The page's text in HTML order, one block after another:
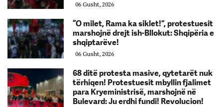
06 Gusht, 2026
“O milet, Rama ka siklet!”, protestuesit
marshojnë drejt ish-Bllokut: Shqipëria e
shqiptarëve!
06 Gusht, 2026
68 ditë protesta masive, qytetarët nuk
tërhiqen! Protestuesit mbyllin fjalimet
para Kryeministrisë, marshojnë në
Bulevard: Ju erdhi fundi! Revolucion!